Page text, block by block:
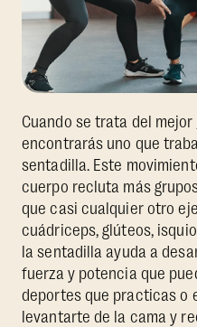
Cuando se trata del mejor
encontrarás uno que
sentadilla. Este
cuerpo recluta más
que casi cualquier otro
cuádriceps, glúteos,
la sentadilla ayuda a
fuerza y potencia que
deportes que practicas o
levantarte de la cama y